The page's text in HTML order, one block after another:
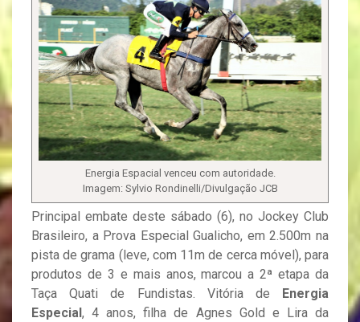
Energia Espacial venceu com autoridade.
Imagem: Sylvio Rondinelli/Divulgação JCB
Principal embate deste sábado (6), no Jockey Club
Brasileiro, a Prova Especial Gualicho, em 2.500m na
pista de grama (leve, com 11m de cerca móvel), para
produtos de 3 e mais anos, marcou a 2ª etapa da
Taça Quati de Fundistas. Vitória de
Energia
Especial , 4 anos, filha de Agnes Gold e Lira da